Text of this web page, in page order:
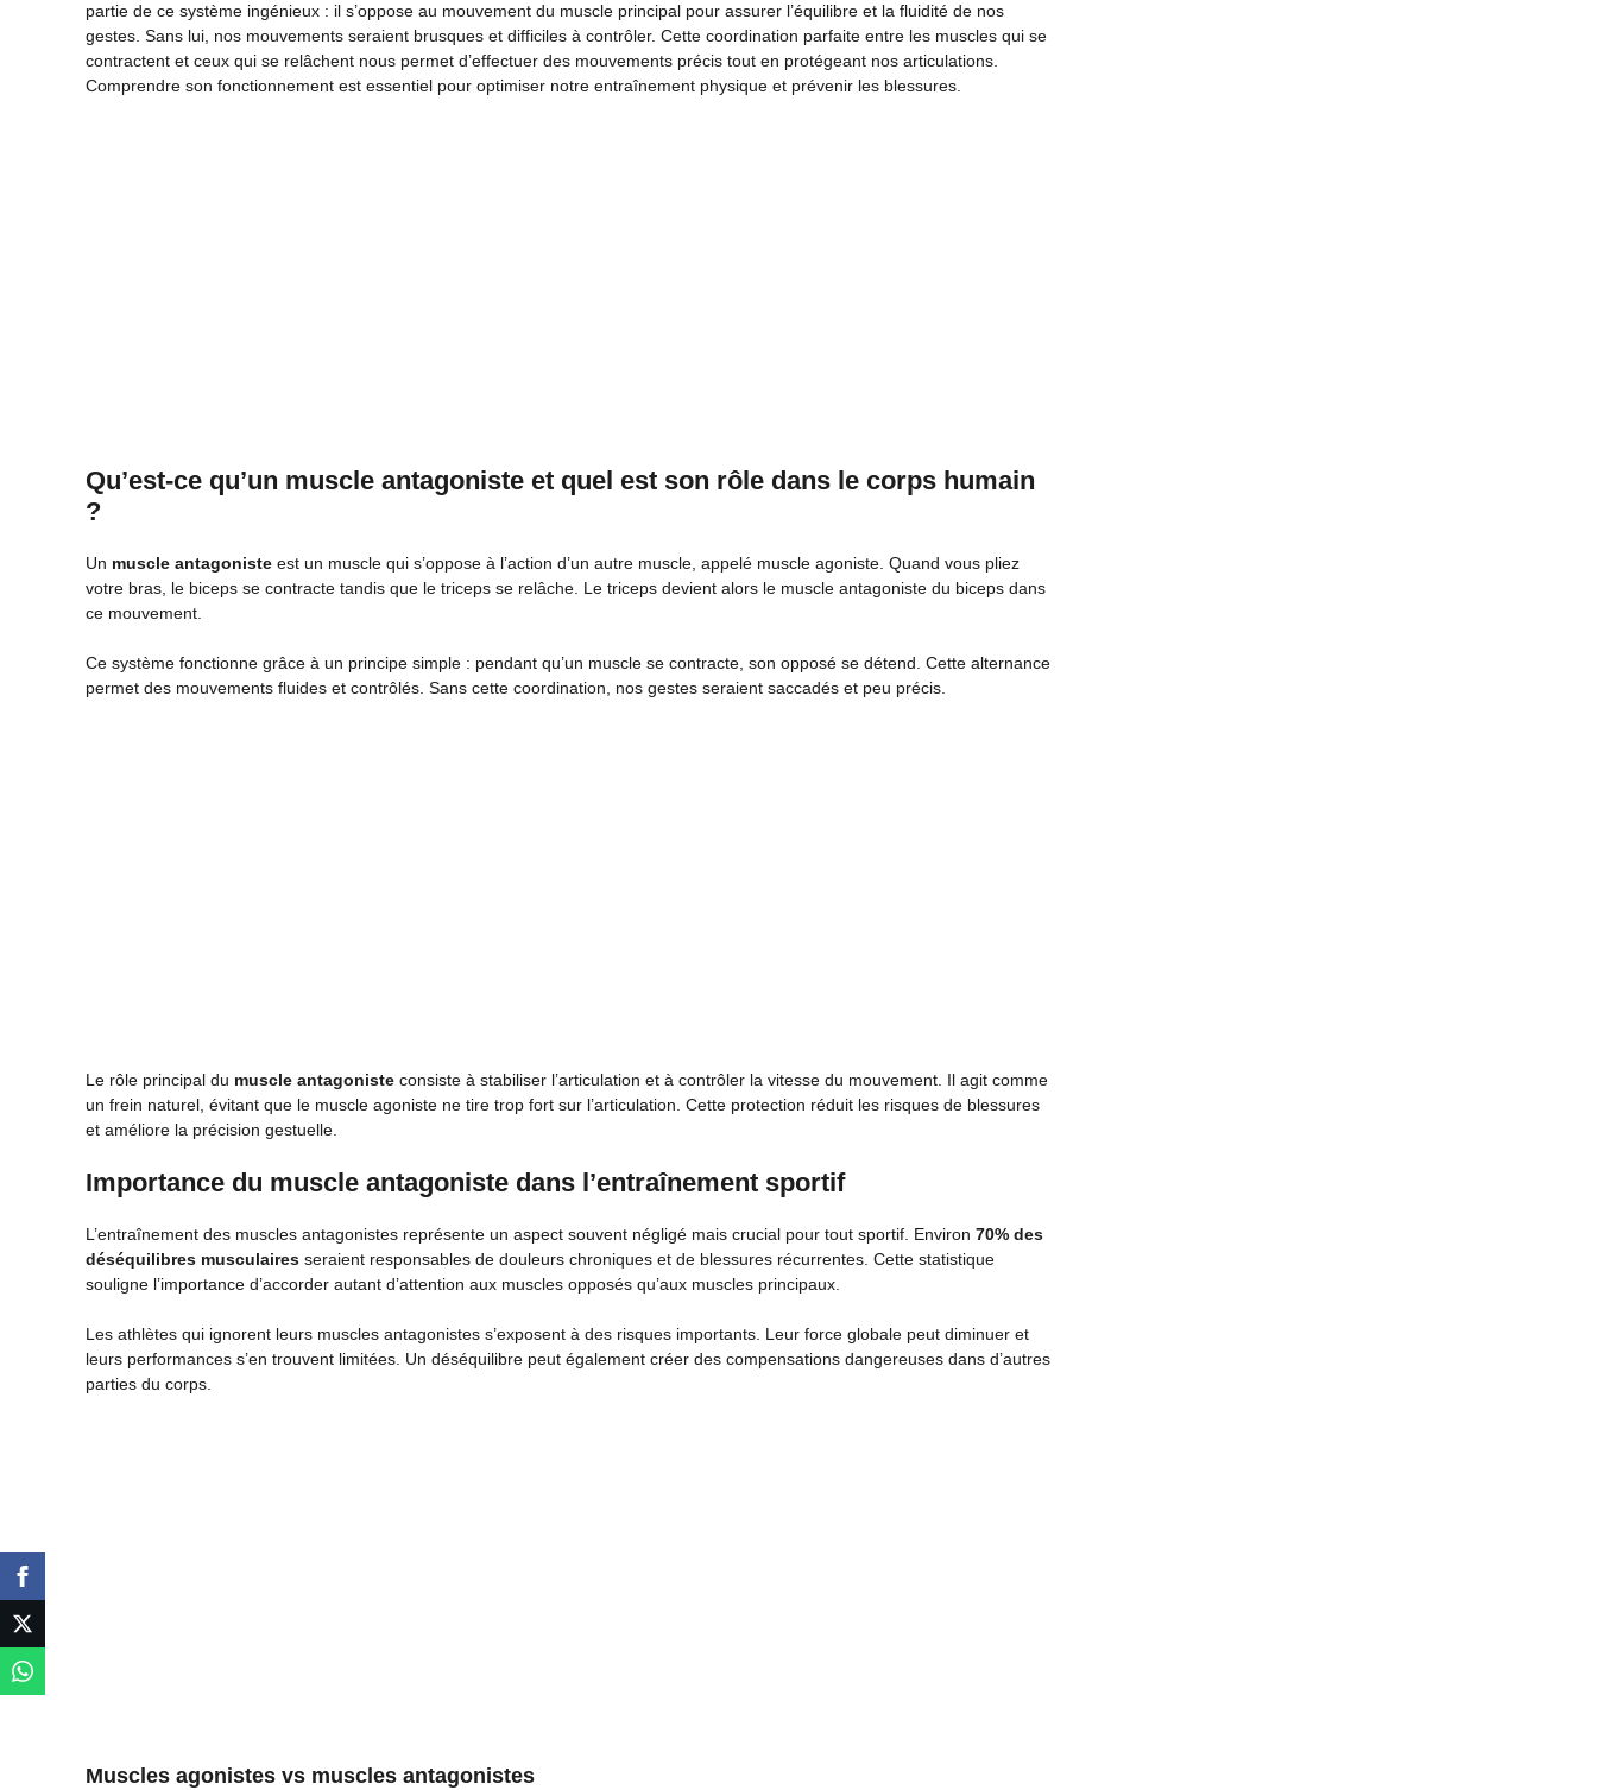
partie de ce système ingénieux : il s’oppose au mouvement du muscle principal pour assurer l’équilibre et la fluidité de nos
gestes. Sans lui, nos mouvements seraient brusques et difficiles à contrôler. Cette coordination parfaite entre les muscles qui se
contractent et ceux qui se relâchent nous permet d’effectuer des mouvements précis tout en protégeant nos articulations.
Comprendre son fonctionnement est essentiel pour optimiser notre entraînement physique et prévenir les blessures.
Qu’est-ce qu’un muscle antagoniste et quel est son rôle dans le corps humain
?
Un muscle antagoniste est un muscle qui s’oppose à l’action d’un autre muscle, appelé muscle agoniste. Quand vous pliez
votre bras, le biceps se contracte tandis que le triceps se relâche. Le triceps devient alors le muscle antagoniste du biceps dans
ce mouvement.
Ce système fonctionne grâce à un principe simple : pendant qu’un muscle se contracte, son opposé se détend. Cette alternance
permet des mouvements fluides et contrôlés. Sans cette coordination, nos gestes seraient saccadés et peu précis.
Le rôle principal du muscle antagoniste consiste à stabiliser l’articulation et à contrôler la vitesse du mouvement. Il agit comme
un frein naturel, évitant que le muscle agoniste ne tire trop fort sur l’articulation. Cette protection réduit les risques de blessures
et améliore la précision gestuelle.
Importance du muscle antagoniste dans l’entraînement sportif
L’entraînement des muscles antagonistes représente un aspect souvent négligé mais crucial pour tout sportif. Environ 70% des
déséquilibres musculaires seraient responsables de douleurs chroniques et de blessures récurrentes. Cette statistique
souligne l’importance d’accorder autant d’attention aux muscles opposés qu’aux muscles principaux.
Les athlètes qui ignorent leurs muscles antagonistes s’exposent à des risques importants. Leur force globale peut diminuer et
leurs performances s’en trouvent limitées. Un déséquilibre peut également créer des compensations dangereuses dans d’autres
parties du corps.
Muscles agonistes vs muscles antagonistes